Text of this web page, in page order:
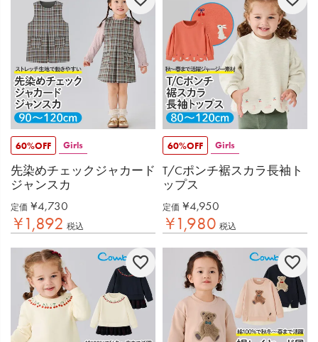
60%OFF Girls
先染めチェックジャカード
ジャンスカ
定価 ¥4,730
¥1,892 税込
60%OFF Girls
T/Cポンチ裾スカラ長袖ト
ップス
定価 ¥4,950
¥1,980 税込